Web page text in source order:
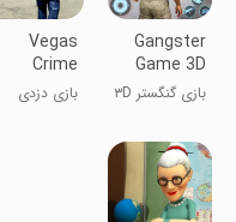
Gangster
Game 3D
Crime
Game
بازی گنگستر ۳D
Vegas
Crime
Theft
Battle 2023
بازی دزدی